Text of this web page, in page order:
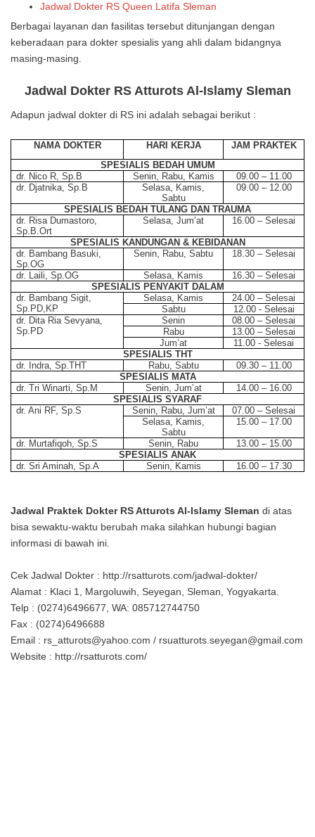
Jadwal Dokter RS Queen Latifa Sleman
Berbagai layanan dan fasilitas tersebut ditunjangan dengan
keberadaan para dokter spesialis yang ahli dalam bidangnya
masing-masing.
Jadwal Dokter RS Atturots Al-Islamy Sleman
Adapun jadwal dokter di RS ini adalah sebagai berikut :
NAMA DOKTER HARI KERJA
JAM PRAKTEK
SPESIALIS BEDAH UMUM
dr. Nico R, Sp.B
Senin, Rabu, Kamis
09.00 – 11.00
dr. Djatnika, Sp.B
Selasa, Kamis,
Sabtu
09.00 – 12.00
SPESIALIS BEDAH TULANG DAN TRAUMA
dr. Risa Dumastoro,
Sp.B.Ort
Selasa, Jum’at 16.00 – Selesai
SPESIALIS KANDUNGAN & KEBIDANAN
dr. Bambang Basuki,
Sp.OG
Senin, Rabu, Sabtu 18.30 – Selesai
dr. Laili, Sp.OG Selasa, Kamis
16.30 – Selesai
SPESIALIS PENYAKIT DALAM
dr. Bambang Sigit,
Sp.PD,KP
Selasa, Kamis
24.00 – Selesai
Sabtu
12.00 - Selesai
dr. Dita Ria Sevyana,
Sp.PD
Senin
08.00 – Selesai
Rabu
13.00 – Selesai
Jum’at
11.00 - Selesai
SPESIALIS THT
dr. Indra, Sp.THT
Rabu, Sabtu
09.30 – 11.00
SPESIALIS MATA
dr. Tri Winarti, Sp.M
Senin, Jum’at
14.00 – 16.00
SPESIALIS SYARAF
dr. Ani RF, Sp.S
Senin, Rabu, Jum’at
07.00 – Selesai
Selasa, Kamis,
Sabtu
15.00 – 17.00
dr. Murtafiqoh, Sp.S Senin, Rabu
13.00 – 15.00
SPESIALIS ANAK
dr. Sri Aminah, Sp.A
Senin, Kamis 16.00 – 17.30
Jadwal Praktek Dokter RS Atturots Al-Islamy Sleman di atas
bisa sewaktu-waktu berubah maka silahkan hubungi bagian
informasi di bawah ini.
Cek Jadwal Dokter : http://rsatturots.com/jadwal-dokter/
Alamat : Klaci 1, Margoluwih, Seyegan, Sleman, Yogyakarta.
Telp : (0274)6496677, WA: 085712744750
Fax : (0274)6496688
Email : rs_atturots@yahoo.com / rsuatturots.seyegan@gmail.com
Website : http://rsatturots.com/